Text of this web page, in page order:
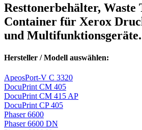
Resttonerbehälter, Waste
Container für Xerox
und Multifunktionsgeräte.
Hersteller / Modell auswählen:
ApeosPort-V C 3320
DocuPrint CM 405
DocuPrint CM 415 AP
DocuPrint CP 405
Phaser 6600
Phaser 6600 DN